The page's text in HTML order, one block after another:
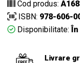
Cod produs:
ISBN: 978-606-
Disponibilitate: În
Livrare